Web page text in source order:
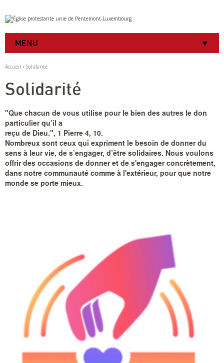
Aller
au
contenu.
à
navigation
Outils
personnels
MENU
Accueil › Solidarité
Solidarité
"Que chacun de vous utilise pour le bien des autres le don
particulier qu’il a
reçu de Dieu.", 1 Pierre 4, 10.
Nombreux sont ceux qui expriment le besoin de donner du
sens à leur vie, de s’engager, d’être solidaires. Nous voulons
offrir des occasions de donner et de s'engager concrètement,
dans notre communauté comme à l'extérieur, pour que notre
monde se porte mieux.